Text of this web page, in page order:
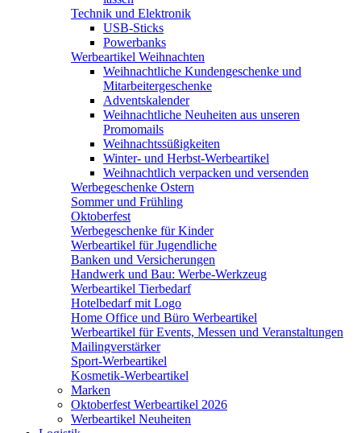
Technik und Elektronik
USB-Sticks
Powerbanks
Werbeartikel Weihnachten
Weihnachtliche Kundengeschenke und
Mitarbeitergeschenke
Adventskalender
Weihnachtliche Neuheiten aus unseren
Promomails
Weihnachtssüßigkeiten
Winter- und Herbst-Werbeartikel
Weihnachtlich verpacken und versenden
Werbegeschenke Ostern
Sommer und Frühling
Oktoberfest
Werbegeschenke für Kinder
Werbeartikel für Jugendliche
Banken und Versicherungen
Handwerk und Bau: Werbe-Werkzeug
Werbeartikel Tierbedarf
Hotelbedarf mit Logo
Home Office und Büro Werbeartikel
Werbeartikel für Events, Messen und Veranstaltungen
Mailingverstärker
Sport-Werbeartikel
Kosmetik-Werbeartikel
Marken
Oktoberfest Werbeartikel 2026
Werbeartikel Neuheiten